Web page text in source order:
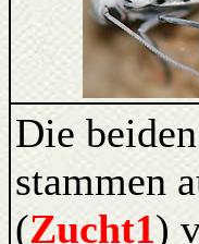
Die
stammen
(Zucht1)